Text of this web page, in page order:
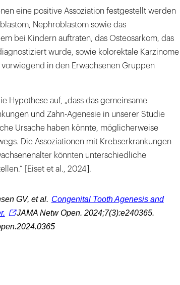
eine positive Assoziation festgestellt werden
Nephroblastom sowie das
bei Kindern auftraten, das Osteosarkom, das
wurde, sowie kolorektale Karzinome
in den Erwachsenen Gruppen
Hypothese auf, „dass das gemeinsame
und Zahn-Agenesie in unserer Studie
Ursache haben könnte, möglicherweise
Die Assoziationen mit Krebserkrankungen
könnten unterschiedliche
[Eiset et al., 2024].
GV, et al. Congenital Tooth Agenesis and
JAMA Netw Open. 2024;7(3):e240365.